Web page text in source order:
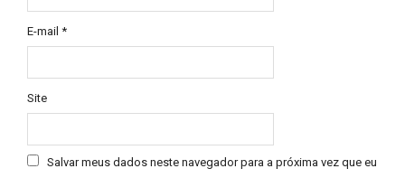
E-mail *
Site
Salvar meus dados neste navegador para a próxima vez que eu